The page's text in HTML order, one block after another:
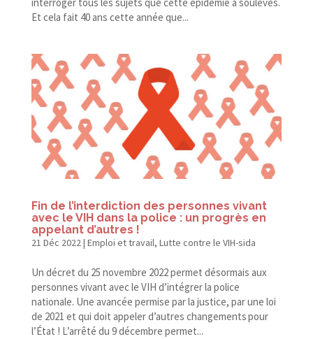
Et cela fait 40 ans cette année que...
Fin de l’interdiction des personnes vivant
avec le VIH dans la police : un progrès en
appelant d’autres !
21 Déc 2022| Emploi et travail, Lutte contre le VIH-sida
Un décret du 25 novembre 2022 permet désormais aux
personnes vivant avec le VIH d’intégrer la police
nationale. Une avancée permise par la justice, par une loi
de 2021 et qui doit appeler d’autres changements pour
l’État ! L’arrêté du 9 décembre permet...